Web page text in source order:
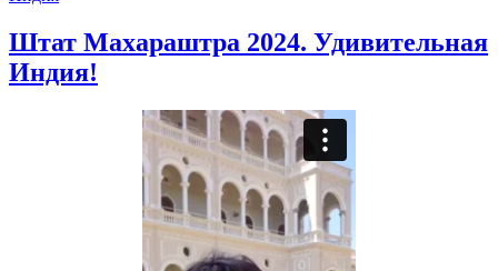
Штат Махараштра 2024. Удивительная
Индия!